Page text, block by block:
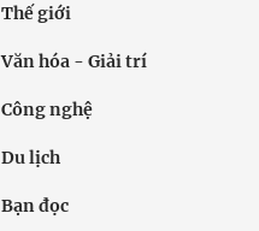
Thế giới
Văn hóa - Giải trí
Công nghệ
Du lịch
Bạn đọc